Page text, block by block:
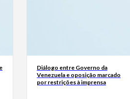
Diálogo entre Governo da
Venezuela e oposição marcado
por restrições à imprensa